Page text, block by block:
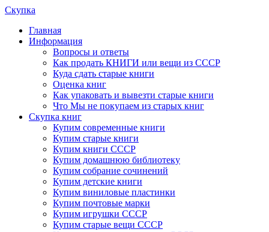
Скупка
Главная
Информация
Вопросы и ответы
Как продать КНИГИ или вещи из СССР
Куда сдать старые книги
Оценка книг
Как упаковать и вывезти старые книги
Что Мы не покупаем из старых книг
Скупка книг
Купим современные книги
Купим старые книги
Купим книги СССР
Купим домашнюю библиотеку
Купим собрание сочинений
Купим детские книги
Купим виниловые пластинки
Купим почтовые марки
Купим игрушки СССР
Купим старые вещи СССР